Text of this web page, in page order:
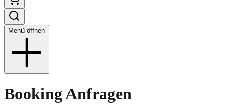
Menü öffnen
Booking Anfragen